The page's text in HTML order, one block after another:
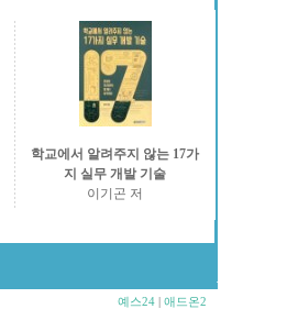
학교에서 알려주지 않는 17가
지 실무 개발 기술
이기곤 저
예스24 | 애드온2